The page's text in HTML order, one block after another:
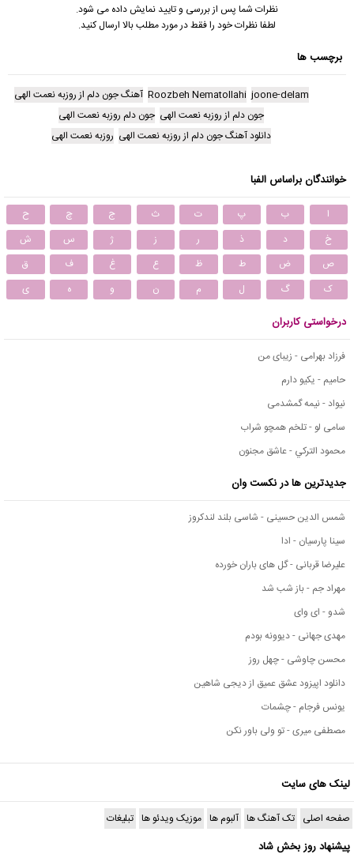
نظرات شما پس از بررسی و تایید نمایش داده می شود.
لطفا نظرات خود را فقط در مورد مطلب بالا ارسال کنید.
برچسب ها
joone-delam
Roozbeh Nematollahi آهنگ جون دلم از روزبه نعمت الهی
جون دلم از روزبه نعمت الهی جون دلم روزبه نعمت الهی
دانلود آهنگ جون دلم از روزبه نعمت الهی روزبه نعمت الهی
خوانندگان براساس الفبا
ا ب پ ت ث ج چ
ح
خ
د ذ ر ز ژ س
ش
ص
ض ط ظ ع غ ف
ق
ک
گ ل م ن و ه ی
درخواستی کاربران
فرزاد بهرامی - زیبای من
حامیم - یکیو دارم
نیواد - نیمه گمشدمی
سامی لو - تلخم همچو شراب
محمود التركي - عاشق مجنون
جدیدترین ها در نکست وان
شمس الدین حسینی - شاسی بلند لندکروز
سینا پارسیان - ادا
علیرضا قربانی - گل های باران خورده
مهراد جم - باز شب شد
شدو - ای وای
مهدی جهانی - دیوونه بودم
محسن چاوشی - چهل روز
دانلود اپیزود عشق عمیق از دیجی شاهین
یونس فرجام - چشمات
مصطفی میری - تو ولی باور نکن
لینک های سایت
صفحه اصلی تک آهنگ ها آلبوم ها موزیک ویدئو ها تبلیغات
پیشنهاد روز بخش شاد